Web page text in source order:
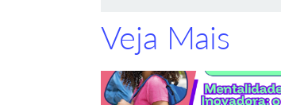
Veja Mais